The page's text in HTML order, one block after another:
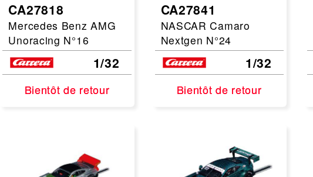
CA27818
Mercedes Benz AMG
Unoracing N°16
1/32
Bientôt de retour
Bientôt de retour
CA27841
NASCAR Camaro
Nextgen N°24
1/32
Bientôt de retour
Bientôt de retour